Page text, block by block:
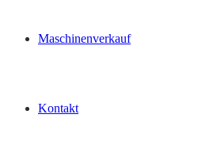
Maschinenverkauf
Kontakt